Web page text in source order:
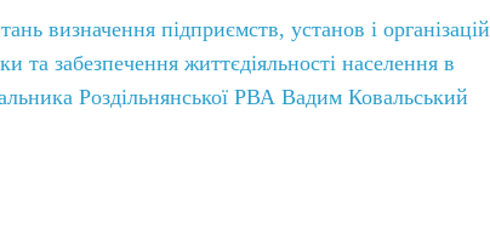
визначення підприємств, установ і організацій
забезпечення життєдіяльності населення в
Роздільнянської РВА Вадим Ковальський